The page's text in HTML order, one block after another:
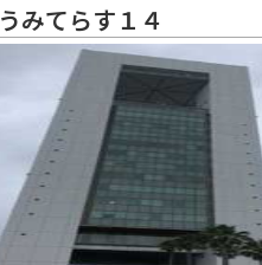
うみてらす１４